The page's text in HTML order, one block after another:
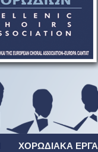
ΧΟΡΩΔΙΑΚΆ ΈΡΓΑ